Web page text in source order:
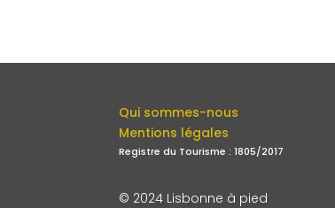
Qui sommes-nous
Mentions légales
Registre du Tourisme : 1805/2017
© 2024 Lisbonne à pied